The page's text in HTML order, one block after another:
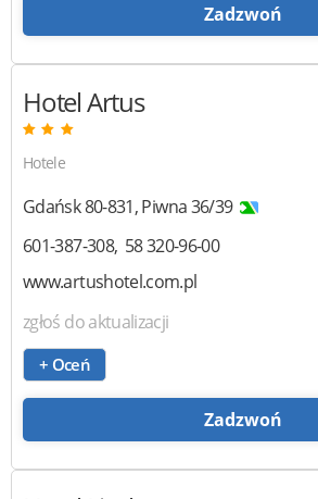
Zadzwoń
Hotel Artus
Hotele
Gdańsk80-831,Piwna 36/39
601-387-308 58 320-96-00
www.artushotel.com.pl
zgłoś do aktualizacji
+ Oceń
Zadzwoń